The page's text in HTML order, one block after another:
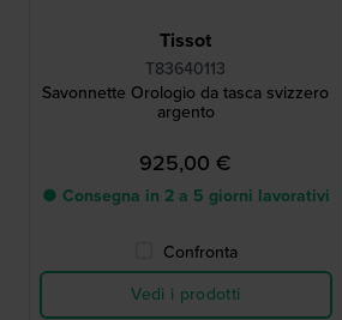
Tissot
T83640113
Savonnette Orologio da tasca svizzero
argento
925,00 €
● Consegna in 2 a 5 giorni lavorativi
Confronta
Vedi i prodotti